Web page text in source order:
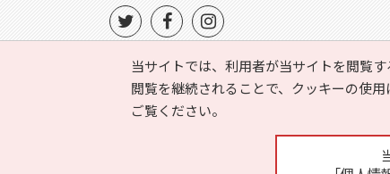
当サイトでは、利用者が当サイトを閲覧
閲覧を継続されることで、クッキーの使
ご覧ください。